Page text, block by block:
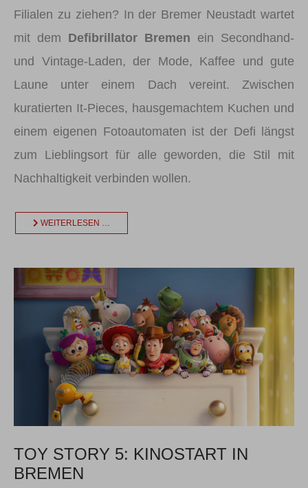
Filialen zu ziehen? In der Bremer Neustadt wartet
mit dem Defibrillator Bremen ein Secondhand-
und Vintage-Laden, der Mode, Kaffee und gute
Laune unter einem Dach vereint. Zwischen
kuratierten It-Pieces, hausgemachtem Kuchen und
einem eigenen Fotoautomaten ist der Defi längst
zum Lieblingsort für alle geworden, die Stil mit
Nachhaltigkeit verbinden wollen.
WEITERLESEN …
TOY STORY 5: KINOSTART IN
BREMEN